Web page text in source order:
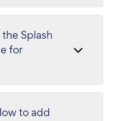
Splash
for
to add